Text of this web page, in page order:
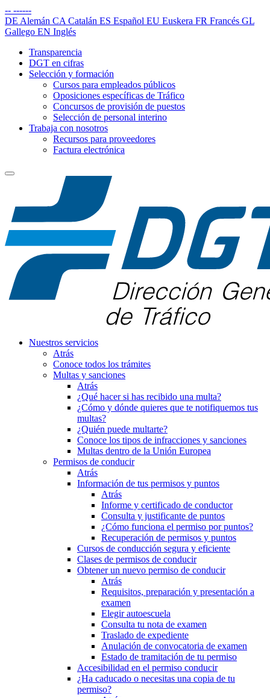
-- ------
DE Alemán CA Catalán ES Español EU Euskera FR Francés GL
Gallego EN Inglés
Transparencia
DGT en cifras
Selección y formación
Cursos para empleados públicos
Oposiciones específicas de Tráfico
Concursos de provisión de puestos
Selección de personal interino
Trabaja con nosotros
Recursos para proveedores
Factura electrónica
Nuestros servicios
Atrás
Conoce todos los trámites
Multas y sanciones
Atrás
¿Qué hacer si has recibido una multa?
¿Cómo y dónde quieres que te notifiquemos tus
multas?
¿Quién puede multarte?
Conoce los tipos de infracciones y sanciones
Multas dentro de la Unión Europea
Permisos de conducir
Atrás
Información de tus permisos y puntos
Atrás
Informe y certificado de conductor
Consulta y justificante de puntos
¿Cómo funciona el permiso por puntos?
Recuperación de permisos y puntos
Cursos de conducción segura y eficiente
Clases de permisos de conducir
Obtener un nuevo permiso de conducir
Atrás
Requisitos, preparación y presentación a
examen
Elegir autoescuela
Consulta tu nota de examen
Traslado de expediente
Anulación de convocatoria de examen
Estado de tramitación de tu permiso
Accesibilidad en el permiso conducir
¿Ha caducado o necesitas una copia de tu
permiso?